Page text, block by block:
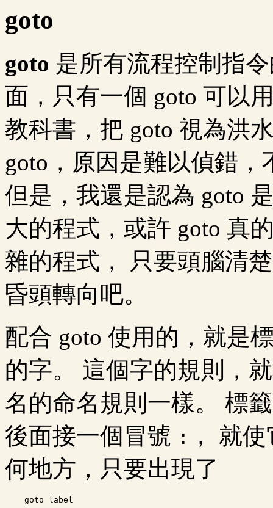
goto
goto 是所有流程控制指
面，只有一個 goto 可以
教科書，把 goto 視為洪
goto，原因是難以偵錯
但是，我還是認為 goto
大的程式，或許 goto 真
雜的程式， 只要頭腦清
昏頭轉向吧。
配合 goto 使用的，就是
的字。 這個字的規則，
名的命名規則一樣。 標
後面接一個冒號 :
， 就
何地方，只要出現了